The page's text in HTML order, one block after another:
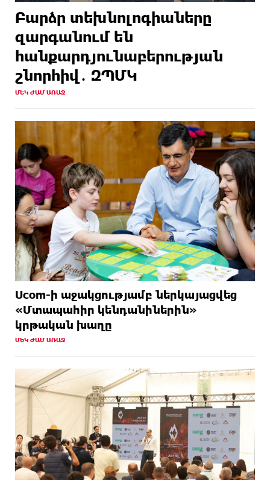
Բարձր տեխնոլոգիաները
զարգանում են
հանքարդյունաբերության
շնորհիվ․ ԶՊՄԿ
ՄԵԿ ԺԱՄ ԱՌԱՋ
Ucom-ի աջակցությամբ ներկայացվեց
«Մտապահիր կենդանիներին»
կրթական խաղը
ՄԵԿ ԺԱՄ ԱՌԱՋ